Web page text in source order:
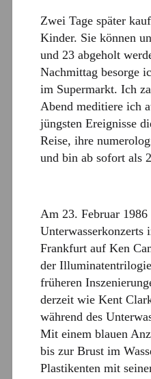
Zwei Tage später
Kinder. Sie können
und 23 abgeholt
Nachmittag besorge
im Supermarkt. Ich
Abend meditiere ich
jüngsten Ereignisse
Reise, ihre
und bin ab sofort als
Am 23. Februar
Unterwasserkonzerts
Frankfurt auf Ken
der
früheren
derzeit wie Kent
während des
Mit einem blauen
bis zur Brust im
Plastikenten mit